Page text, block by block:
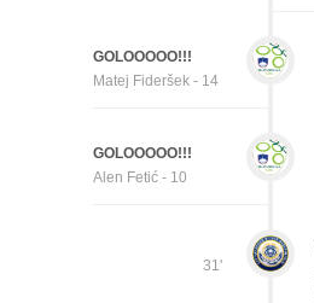
GOLOOOOO!!!
Matej Fideršek - 14
GOLOOOOO!!!
Alen Fetić - 10
31'